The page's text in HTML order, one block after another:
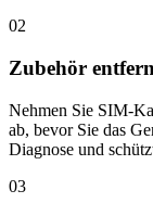
02
Zubehör
Nehmen Sie SIM-
ab, bevor Sie das
Diagnose und
03